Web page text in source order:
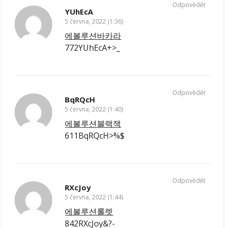
YUhEcA
5 června, 2022 (1:36)
에볼루션바카라
772YUhEcA+>_
Odpovědět
BqRQcH
5 června, 2022 (1:40)
에볼루션블랙잭
611BqRQcH>%$
Odpovědět
RXcJoy
5 června, 2022 (1:44)
에볼루션롤렛
842RXcJoy&?-
Odpovědět